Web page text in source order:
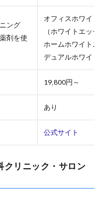
ング
剤を使
オフィスホワイト
（ホワイトエッセ
ホームホワイトニ
デュアルホワイト
19,800円～
あり
公式サイト
クリニック・サロン